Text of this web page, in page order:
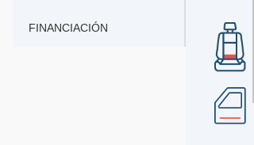
FINANCIACIÓN